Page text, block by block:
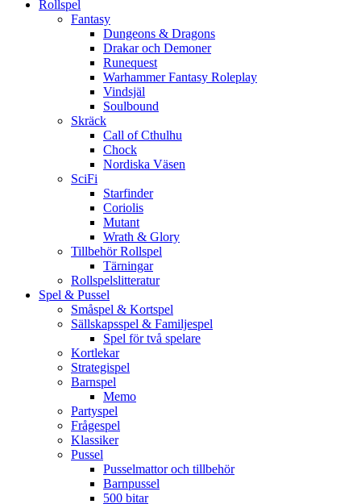
Rollspel
Fantasy
Dungeons & Dragons
Drakar och Demoner
Runequest
Warhammer Fantasy Roleplay
Vindsjäl
Soulbound
Skräck
Call of Cthulhu
Chock
Nordiska Väsen
SciFi
Starfinder
Coriolis
Mutant
Wrath & Glory
Tillbehör Rollspel
Tärningar
Rollspelslitteratur
Spel & Pussel
Småspel & Kortspel
Sällskapsspel & Familjespel
Spel för två spelare
Kortlekar
Strategispel
Barnspel
Memo
Partyspel
Frågespel
Klassiker
Pussel
Pusselmattor och tillbehör
Barnpussel
500 bitar